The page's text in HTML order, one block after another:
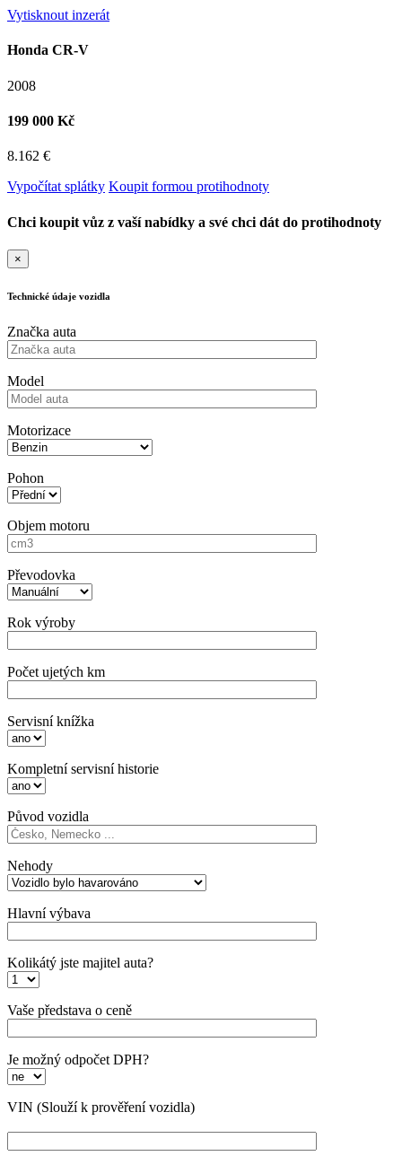
Vytisknout inzerát
Honda CR-V
2008
199 000 Kč
8.162 €
Vypočítat splátky Koupit formou protihodnoty
Chci koupit vůz z vaší nabídky a své chci dát do protihodnoty
×
Technické údaje vozidla
Značka auta
Model
Motorizace
Pohon
Objem motoru
Převodovka
Rok výroby
Počet ujetých km
Servisní knížka
Kompletní servisní historie
Původ vozidla
Nehody
Hlavní výbava
Kolikátý jste majitel auta?
Vaše představa o ceně
Je možný odpočet DPH?
VIN (Slouží k prověření vozidla)